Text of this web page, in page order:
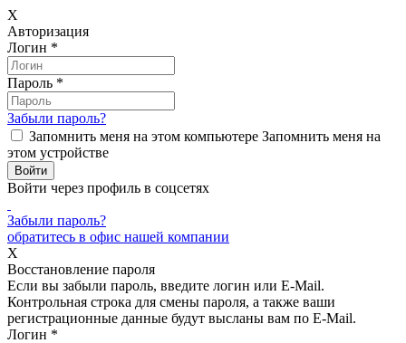
X
Авторизация
Логин *
Пароль *
Забыли пароль?
Запомнить меня на этом компьютере Запомнить меня на
этом устройстве
Войти через профиль в соцсетях
Забыли пароль?
обратитесь в офис нашей компании
X
Восстановление пароля
Если вы забыли пароль, введите логин или E-Mail.
Контрольная строка для смены пароля, а также ваши
регистрационные данные будут высланы вам по E-Mail.
Логин *